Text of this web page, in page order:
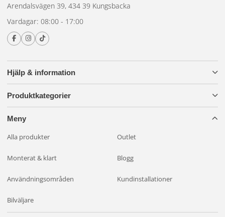
Hjälp & information
Produktkategorier
Meny
Alla produkter Outlet
Monterat & klart Blogg
Användningsområden Kundinstallationer
Bilväljare
Arendalsvägen 39, 434 39 Kungsbacka
Vardagar: 08:00 - 17:00